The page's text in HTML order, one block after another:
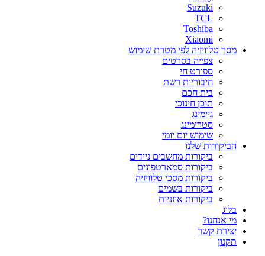
Suzuki
TCL
Toshiba
Xiaomi
מסך טלוויזיה לפי מטרת שימוש
צפייה בסרטים
ספורט חי
חיבוריות רשת
בית חכם
תוכן חינוכי
גיימינג
סטרימינג
שימוש יום יומי
הביקורות שלנו
ביקורות מחשבים ניידים
ביקורות סמארטפונים
ביקורות מסכי טלוויזיה
ביקורות בשמים
ביקורות אוזניות
בלוג
מי אנחנו?
יצירת קשר
תקנון